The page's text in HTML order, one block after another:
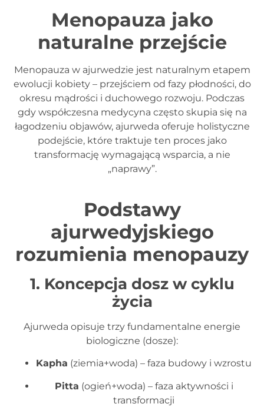
Menopauza jako
naturalne przejście
Menopauza w ajurwedzie jest naturalnym etapem
ewolucji kobiety – przejściem od fazy płodności, do
okresu mądrości i duchowego rozwoju. Podczas
gdy współczesna medycyna często skupia się na
łagodzeniu objawów, ajurweda oferuje holistyczne
podejście, które traktuje ten proces jako
transformację wymagającą wsparcia, a nie
„naprawy”.
Podstawy
ajurwedyjskiego
rozumienia menopauzy
1. Koncepcja dosz w cyklu
życia
Ajurweda opisuje trzy fundamentalne energie
biologiczne (dosze):
Kapha (ziemia+woda) – faza budowy i wzrostu
Pitta (ogień+woda) – faza aktywności i
transformacji